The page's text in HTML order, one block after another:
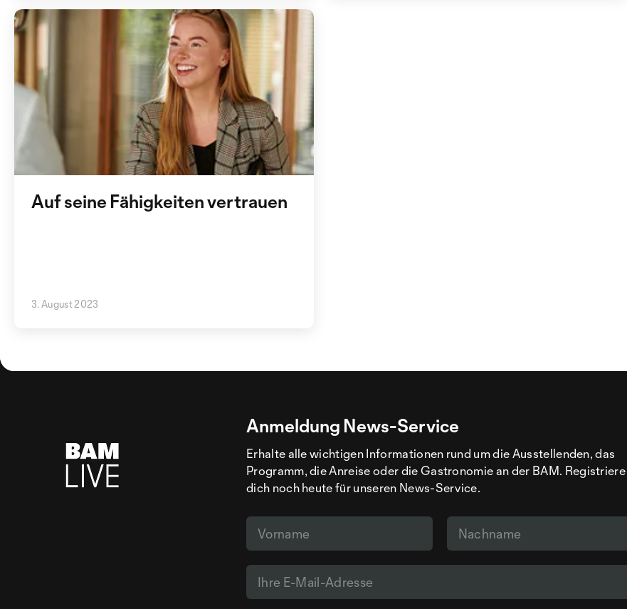
Auf seine Fähigkeiten vertrauen
3. August 2023
Anmeldung News-Service
Erhalte alle wichtigen Informationen rund um die Ausstellenden, das
Programm, die Anreise oder die Gastronomie an der BAM. Registriere
dich noch heute für unseren News-Service.